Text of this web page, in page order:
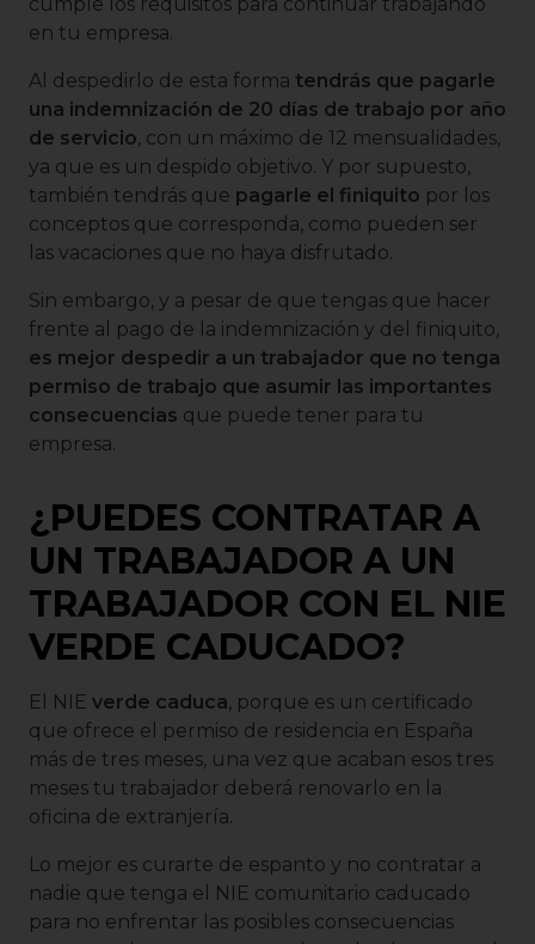
en tu empresa.
Al despedirlo de esta forma tendrás que pagarle
una indemnización de 20 días de trabajo por año
de servicio, con un máximo de 12 mensualidades,
ya que es un despido objetivo. Y por supuesto,
también tendrás que pagarle el finiquito por los
conceptos que corresponda, como pueden ser
las vacaciones que no haya disfrutado.
Sin embargo, y a pesar de que tengas que hacer
frente al pago de la indemnización y del finiquito,
es mejor despedir a un trabajador que no tenga
permiso de trabajo que asumir las importantes
consecuencias que puede tener para tu
empresa.
¿PUEDES CONTRATAR A
UN TRABAJADOR A UN
TRABAJADOR CON EL NIE
VERDE CADUCADO?
El NIE verde caduca, porque es un certificado
que ofrece el permiso de residencia en España
más de tres meses, una vez que acaban esos tres
meses tu trabajador deberá renovarlo en la
oficina de extranjería.
Lo mejor es curarte de espanto y no contratar a
nadie que tenga el NIE comunitario caducado
para no enfrentar las posibles consecuencias